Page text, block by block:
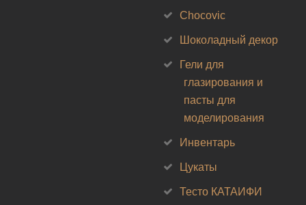
Chocovic
Шоколадный декор
Гели для
глазирования и
пасты для
моделирования
Инвентарь
Цукаты
Тесто КАТАИФИ